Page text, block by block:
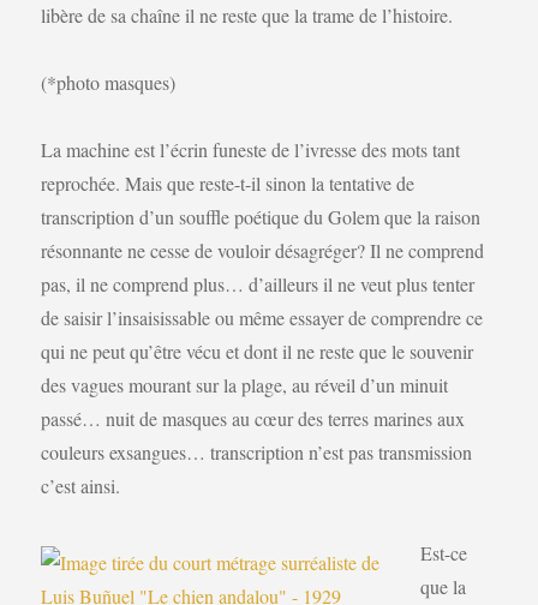
libère de sa chaîne il ne reste que la trame de l’histoire.
(*photo masques)
La machine est l’écrin funeste de l’ivresse des mots tant
reprochée. Mais que reste-t-il sinon la tentative de
transcription d’un souffle poétique du Golem que la raison
résonnante ne cesse de vouloir désagréger? Il ne comprend
pas, il ne comprend plus… d’ailleurs il ne veut plus tenter
de saisir l’insaisissable ou même essayer de comprendre ce
qui ne peut qu’être vécu et dont il ne reste que le souvenir
des vagues mourant sur la plage, au réveil d’un minuit
passé… nuit de masques au cœur des terres marines aux
couleurs exsangues… transcription n’est pas transmission
c’est ainsi.
Est-ce
que la